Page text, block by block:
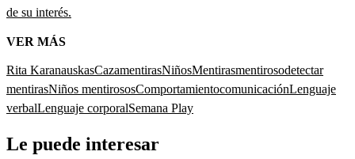
de su interés.
VER MÁS
Rita KaranauskasCazamentirasNiñosMentirasmentirosodetectar
mentirasNiños mentirososComportamientocomunicaciónLenguaje
verbalLenguaje corporalSemana Play
Le puede interesar